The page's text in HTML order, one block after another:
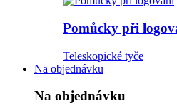
Pomůcky při
Teleskopické tyče
Na objednávku
Na objednávku